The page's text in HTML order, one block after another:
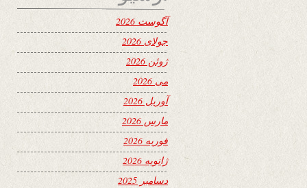
آگوست 2026
جولای 2026
ژوئن 2026
می 2026
آوریل 2026
مارس 2026
فوریه 2026
ژانویه 2026
دسامبر 2025